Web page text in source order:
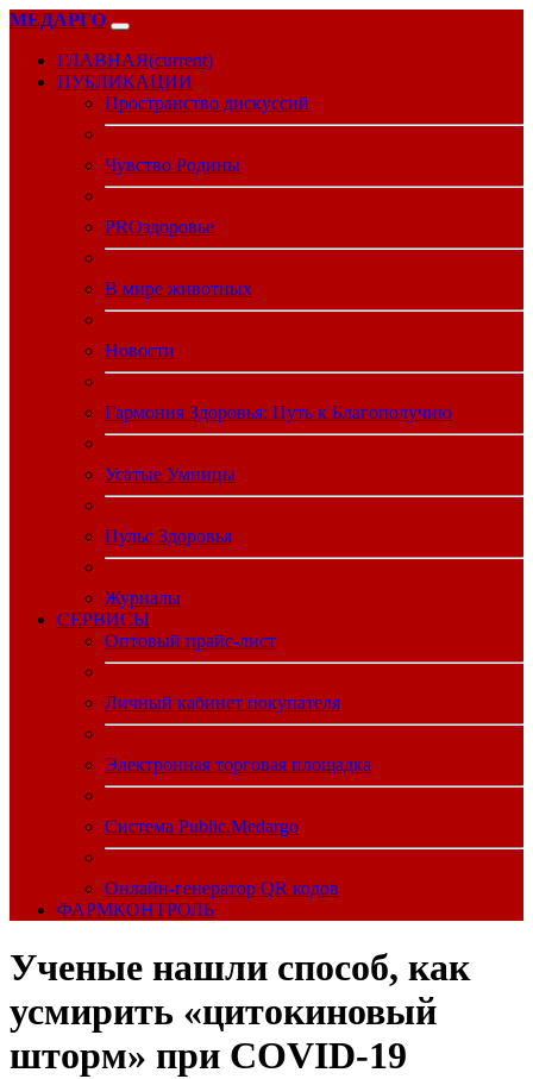
МЕДАРГО
ГЛАВНАЯ(current)
ПУБЛИКАЦИИ
Пространство дискуссий
Чувство Родины
PROздоровье
В мире животных
Новости
Гармония Здоровья: Путь к Благополучию
Усатые Умницы
Пульс Здоровья
Журналы
CЕРВИСЫ
Оптовый прайс-лист
Личный кабинет покупателя
Электронная торговая площадка
Система Public.Medargo
Онлайн-генератор QR кодов
ФАРМКОНТРОЛЬ
Ученые нашли способ, как
усмирить «цитокиновый
шторм» при COVID-19